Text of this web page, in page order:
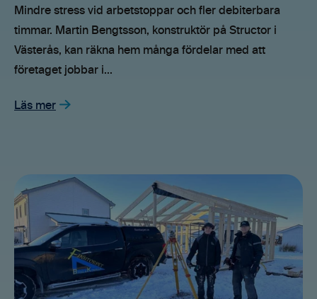
Mindre stress vid arbetstoppar och fler debiterbara
timmar. Martin Bengtsson, konstruktör på Structor i
Västerås, kan räkna hem många fördelar med att
företaget jobbar i...
Läs mer